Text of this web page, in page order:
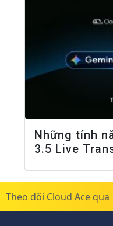
Những tính
3.5 Live
Theo dõi Cloud Ace qua